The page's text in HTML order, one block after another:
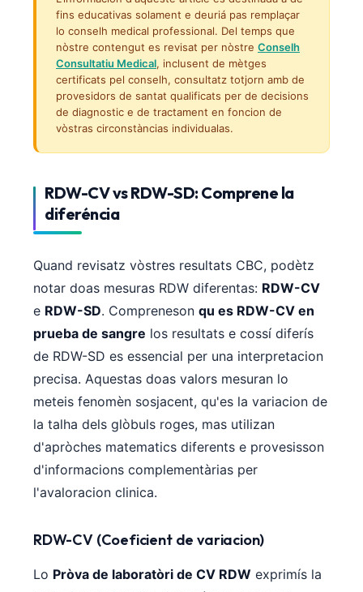
fins educativas solament e deuriá pas remplaçar
lo conselh medical professional. Del temps que
nòstre contengut es revisat per nòstre Conselh
Consultatiu Medical, inclusent de mètges
certificats pel conselh, consultatz totjorn amb de
provesidors de santat qualificats per de decisions
de diagnostic e de tractament en foncion de
vòstras circonstàncias individualas.
RDW-CV vs RDW-SD: Comprene la
diferéncia
Quand revisatz vòstres resultats CBC, podètz
notar doas mesuras RDW diferentas: RDW-CV
e RDW-SD. Compreneson qu es RDW-CV en
prueba de sangre los resultats e cossí diferís
de RDW-SD es essencial per una interpretacion
precisa. Aquestas doas valors mesuran lo
meteis fenomèn sosjacent, qu'es la variacion de
la talha dels glòbuls roges, mas utilizan
d'apròches matematics diferents e provesisson
d'informacions complementàrias per
l'avaloracion clinica.
RDW-CV (Coeficient de variacion)
Lo Pròva de laboratòri de CV RDW exprimís la